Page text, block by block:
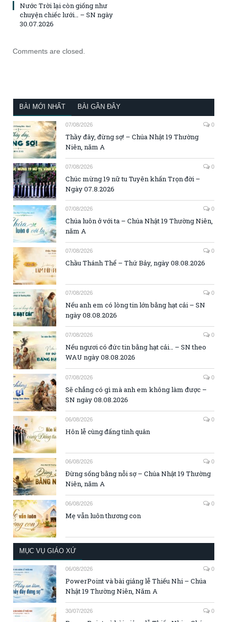
Nước Trời lại còn giống như
chuyện chiếc lưới… – SN ngày
30.07.2026
Comments are closed.
BÀI MỚI NHẤT BÀI GẦN ĐÂY
07/08/2026 0
Thầy đây, đừng sợ! – Chúa Nhật 19 Thường
Niên, năm A
07/08/2026 0
Chúc mừng 19 nữ tu Tuyên khấn Trọn đời –
Ngày 07.8.2026
07/08/2026 0
Chúa luôn ở với ta – Chúa Nhật 19 Thường Niên,
năm A
07/08/2026 0
Chầu Thánh Thể – Thứ Bảy, ngày 08.08.2026
07/08/2026 0
Nếu anh em có lòng tin lớn bằng hạt cải – SN
ngày 08.08.2026
07/08/2026 0
Nếu ngươi có đức tin bằng hạt cải… – SN theo
WAU ngày 08.08.2026
07/08/2026 0
Sẽ chẳng có gì mà anh em không làm được –
SN ngày 08.08.2026
06/08/2026 0
Hôn lễ cùng đấng tình quân
06/08/2026 0
Đừng sống bằng nỗi sợ – Chúa Nhật 19 Thường
Niên, năm A
06/08/2026 0
Mẹ vẫn luôn thương con
MỤC VỤ GIÁO XỨ
06/08/2026 0
PowerPoint và bài giảng lễ Thiếu Nhi – Chúa
Nhật 19 Thường Niên, Năm A
30/07/2026 0